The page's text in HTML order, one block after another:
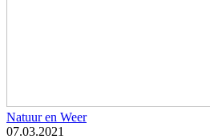
Natuur en Weer
07.03.2021